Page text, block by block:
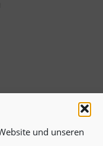
und unseren